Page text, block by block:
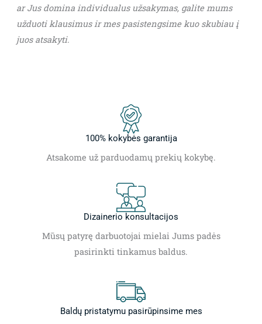
ar Jus domina individualus užsakymas, galite mums
užduoti klausimus ir mes pasistengsime kuo skubiau į
juos atsakyti.
100% kokybės garantija
Atsakome už parduodamų prekių kokybę.
Dizainerio konsultacijos
Mūsų patyrę darbuotojai mielai Jums padės
pasirinkti tinkamus baldus.
Baldų pristatymu pasirūpinsime mes